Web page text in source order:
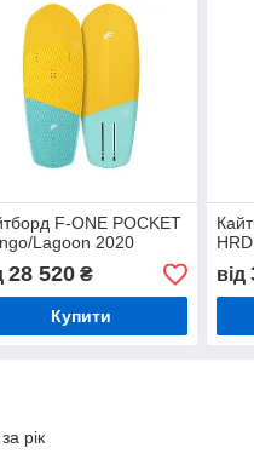
F-ONE POCKET
Lagoon 2020
28 520₴
Купити
від
рік